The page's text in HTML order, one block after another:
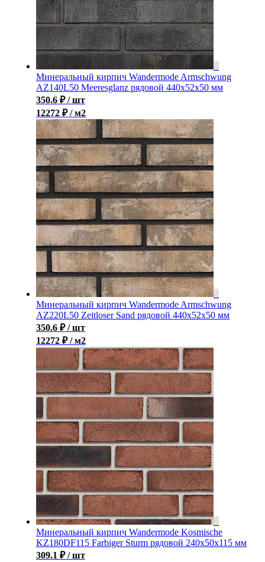
Минеральный кирпич Wandermode Armschwung
AZ140L50 Meeresglanz рядовой 440x52x50 мм
350.6 ₽ / шт
12272 ₽ / м2
Минеральный кирпич Wandermode Armschwung
AZ220L50 Zeitloser Sand рядовой 440x52x50 мм
350.6 ₽ / шт
12272 ₽ / м2
Минеральный кирпич Wandermode Kosmische
KZ180DF115 Farbiger Sturm рядовой 240x50x115 мм
309.1 ₽ / шт